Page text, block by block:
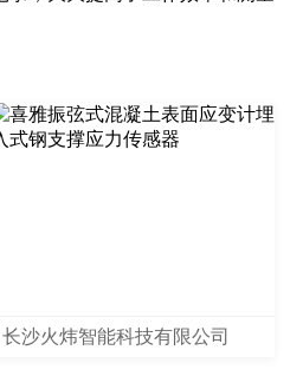
长沙火炜智能科技有限公司